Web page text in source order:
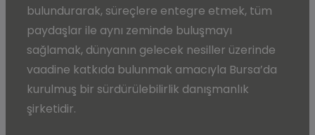
bulundurarak, süreçlere entegre etmek, tüm
paydaşlar ile aynı zeminde buluşmayı
sağlamak, dünyanın gelecek nesiller üzerinde
vaadine katkıda bulunmak amacıyla Bursa’da
kurulmuş bir sürdürülebilirlik danışmanlık
şirketidir.